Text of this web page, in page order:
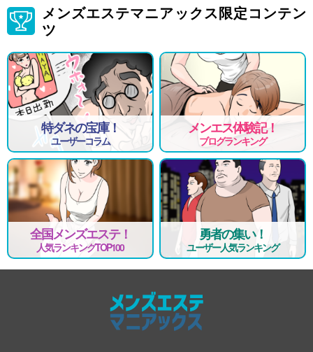
求人ページ：https://esjob.jp/shop/41502/
メンズエステマニアックス限定コンテン
ツ
特ダネの宝庫！
ユーザーコラム
メンエス体験記！
ブログランキング
全国メンズエステ！
人気ランキングTOP100
勇者の集い！
ユーザー人気ランキング